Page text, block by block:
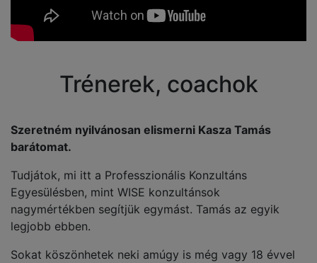
Trénerek, coachok
Szeretném nyilvánosan elismerni Kasza Tamás
barátomat.
Tudjátok, mi itt a Professzionális Konzultáns
Egyesülésben, mint WISE konzultánsok
nagymértékben segítjük egymást. Tamás az egyik
legjobb ebben.
Sokat köszönhetek neki amúgy is még vagy 18 évvel